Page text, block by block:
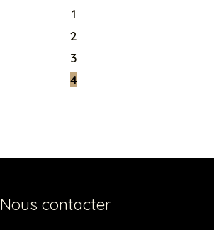
1
2
3
4
Nous contacter